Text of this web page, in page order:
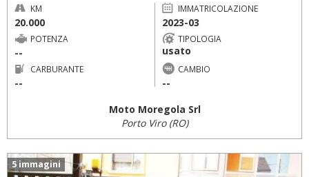
KM
20.000
IMMATRICOLAZIONE
2023-03
POTENZA
--
TIPOLOGIA
usato
CARBURANTE
--
CAMBIO
--
Moto Moregola Srl
Porto Viro (RO)
5 immagini